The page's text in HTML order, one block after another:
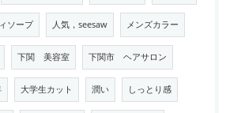
ソープ 人気，seesaw メンズカラー
下関 美容室 下関市 ヘアサロン
大学生カット 潤い しっとり感